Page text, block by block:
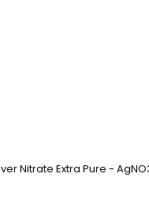
Nitrate Extra Pure -